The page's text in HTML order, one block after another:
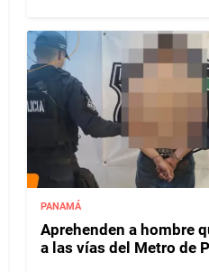
PANAMÁ
Aprehenden a hombre
a las vías del Metro de